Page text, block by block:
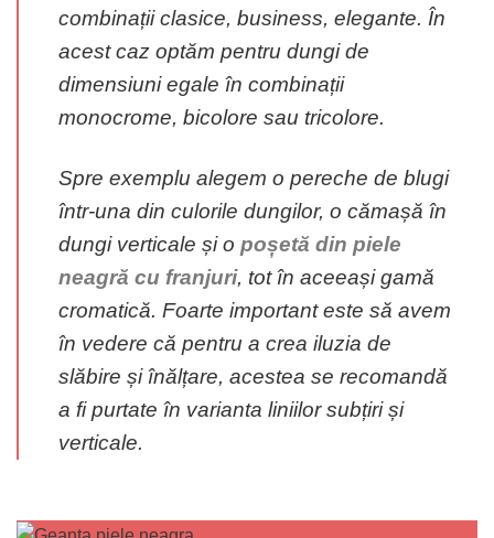
combinații clasice, business, elegante. În
acest caz optăm pentru dungi de
dimensiuni egale în combinații
monocrome, bicolore sau tricolore.
Spre exemplu alegem o pereche de blugi
într-una din culorile dungilor, o cămașă în
dungi verticale și o poșetă din piele
neagră cu franjuri, tot în aceeași gamă
cromatică. Foarte important este să avem
în vedere că pentru a crea iluzia de
slăbire și înălțare, acestea se recomandă
a fi purtate în varianta liniilor subțiri și
verticale.